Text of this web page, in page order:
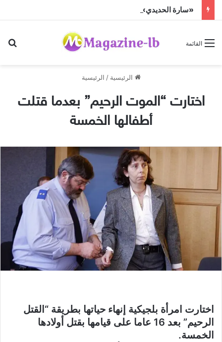
«سارة الحديدي» تواجه الجن زمباهولا على تياترو آفاق
القائمة
الرئيسية / الرئيسية
اختارت “الموت الرحيم” بعدما قتلت
أطفالها الخمسة
اختارت امرأة بلجيكية إنهاء حياتها بطريقة “القتل
الرحيم” بعد 16 عاما على قيامها بقتل أولادها
الخمسة.